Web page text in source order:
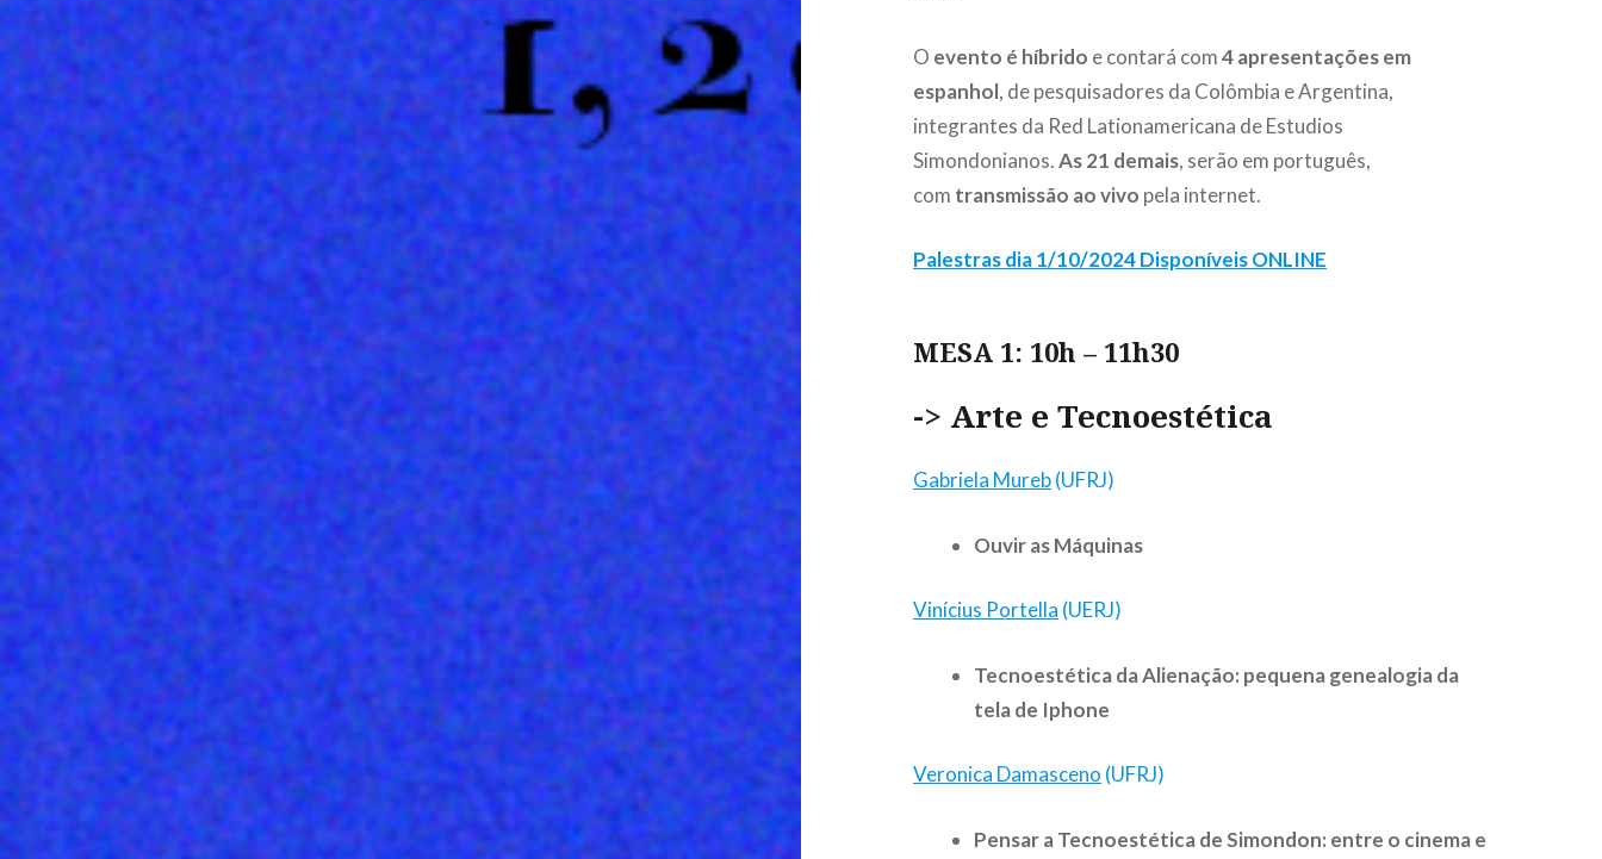
O evento é híbrido e contará com4 apresentações em
espanhol, de pesquisadores da Colômbia e Argentina,
integrantes da Red Lationamericana de Estudios
Simondonianos.As 21 demais, serão em português,
com transmissão ao vivo pela internet.
Palestras dia 1/10/2024 Disponíveis ONLINE
MESA 1: 10h – 11h30
-> Arte e Tecnoestética
Gabriela Mureb(UFRJ)
Ouvir as Máquinas
Vinícius Portella (UERJ)
Tecnoestética da Alienação: pequena genealogia da
tela de Iphone
Veronica Damasceno (UFRJ)
Pensar a Tecnoestética de Simondon: entre o cinema e